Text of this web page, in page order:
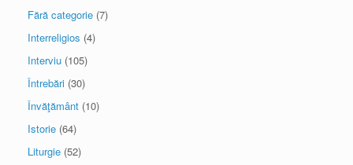
Fără categorie (7)
Interreligios (4)
Interviu (105)
Întrebări (30)
Învăţământ (10)
Istorie (64)
Liturgie (52)